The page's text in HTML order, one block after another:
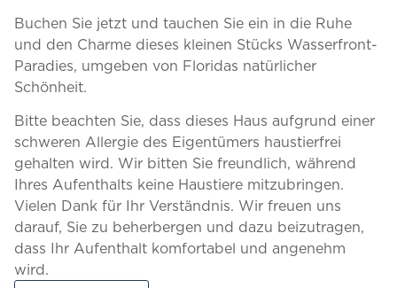
Buchen Sie jetzt und tauchen Sie ein in die Ruhe
und den Charme dieses kleinen Stücks Wasserfront-
Paradies, umgeben von Floridas natürlicher
Schönheit.
Bitte beachten Sie, dass dieses Haus aufgrund einer
schweren Allergie des Eigentümers haustierfrei
gehalten wird. Wir bitten Sie freundlich, während
Ihres Aufenthalts keine Haustiere mitzubringen.
Vielen Dank für Ihr Verständnis. Wir freuen uns
darauf, Sie zu beherbergen und dazu beizutragen,
dass Ihr Aufenthalt komfortabel und angenehm
wird.